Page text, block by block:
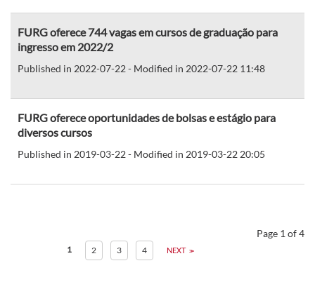
FURG oferece 744 vagas em cursos de graduação para
ingresso em 2022/2
Published in 2022-07-22 - Modified in 2022-07-22 11:48
FURG oferece oportunidades de bolsas e estágio para
diversos cursos
Published in 2019-03-22 - Modified in 2019-03-22 20:05
Page 1 of 4
1 2 3 4 NEXT